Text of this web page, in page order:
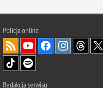
Policjaonline
Redakcja serwisu